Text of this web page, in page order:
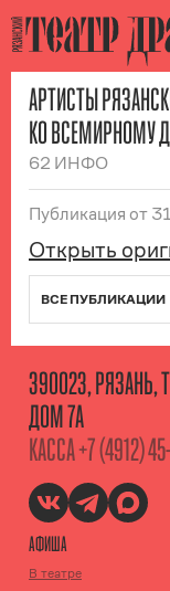
АРТИСТЫ
КО ВСЕМИРНОМУ
62 ИНФО
Публикация от
Открыть
ВСЕ ПУБЛИКАЦИИ
390023, РЯЗАНЬ,
ДОМ 7А
КАССА+7 (4912)
АФИША
В театре